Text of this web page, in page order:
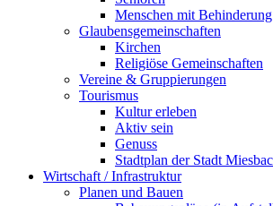
Menschen mit Behinderung
Glaubensgemeinschaften
Kirchen
Religiöse Gemeinschaften
Vereine & Gruppierungen
Tourismus
Kultur erleben
Aktiv sein
Genuss
Stadtplan der Stadt
Wirtschaft / Infrastruktur
Planen und Bauen